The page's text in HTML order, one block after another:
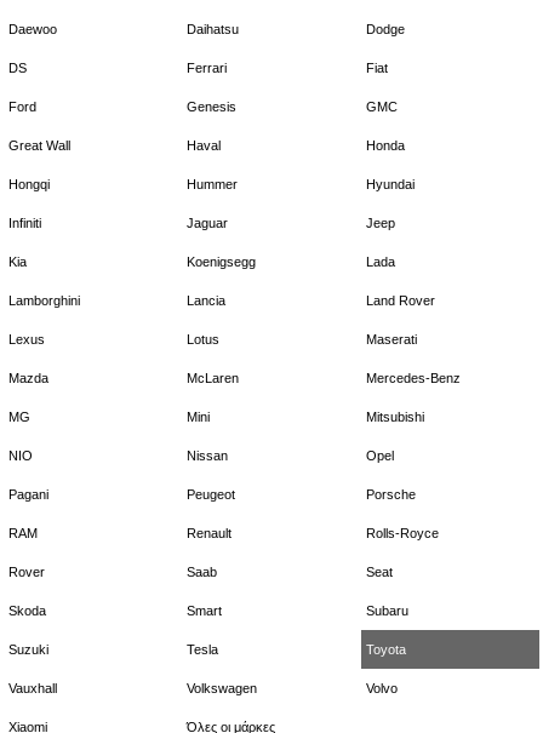
Daewoo Daihatsu Dodge
DS Ferrari Fiat
Ford Genesis GMC
Great Wall Haval Honda
Hongqi Hummer Hyundai
Infiniti Jaguar Jeep
Kia Koenigsegg Lada
Lamborghini Lancia Land Rover
Lexus Lotus Maserati
Mazda McLaren Mercedes-Benz
MG Mini Mitsubishi
NIO Nissan Opel
Pagani Peugeot Porsche
RAM Renault Rolls-Royce
Rover Saab Seat
Skoda Smart Subaru
Suzuki Tesla Toyota
Vauxhall Volkswagen Volvo
Xiaomi Όλες οι μάρκες